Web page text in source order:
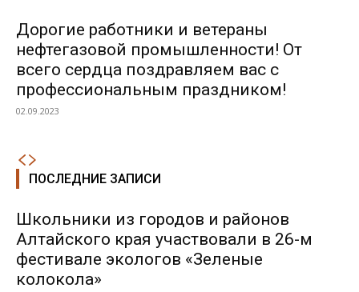
Дорогие работники и ветераны
нефтегазовой промышленности! От
всего сердца поздравляем вас с
профессиональным праздником!
02.09.2023
ПОСЛЕДНИЕ ЗАПИСИ
Школьники из городов и районов
Алтайского края участвовали в 26-м
фестивале экологов «Зеленые
колокола»